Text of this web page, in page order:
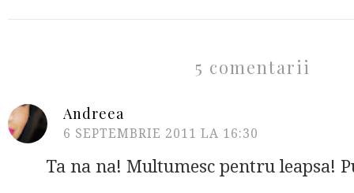
5 comentarii
Andreea
6 SEPTEMBRIE 2011 LA 16:30
Ta na na! Multumesc pentru leapsa!